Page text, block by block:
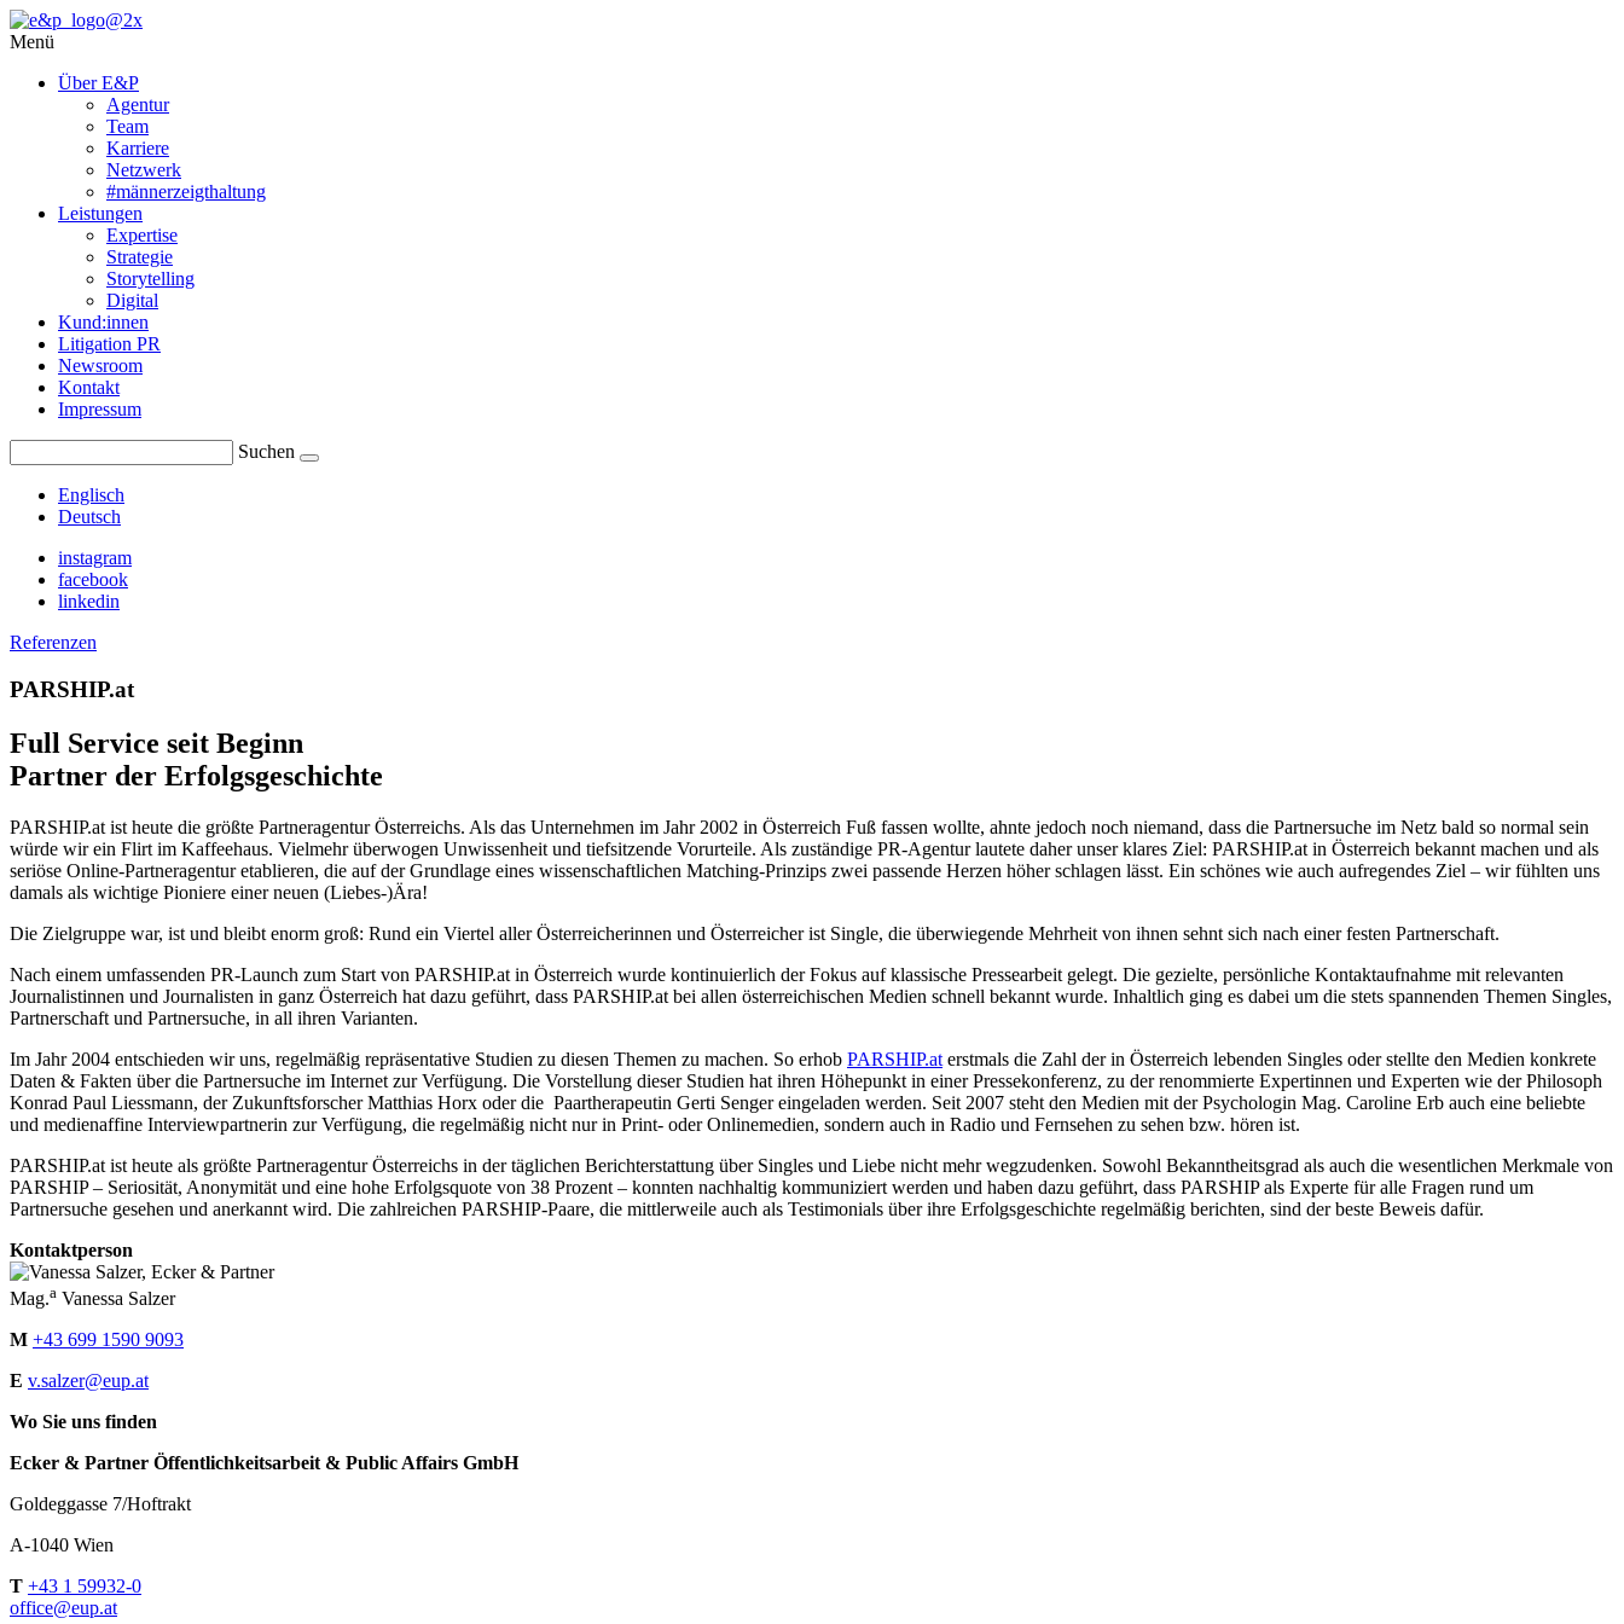
Menü
Über E&P
Agentur
Team
Karriere
Netzwerk
#männerzeigthaltung
Leistungen
Expertise
Strategie
Storytelling
Digital
Kund:innen
Litigation PR
Newsroom
Kontakt
Impressum
Suchen
Englisch
Deutsch
instagram
facebook
linkedin
Referenzen
PARSHIP.at
Full Service seit Beginn
Partner der Erfolgsgeschichte
PARSHIP.at ist heute die größte Partneragentur Österreichs. Als das Unternehmen im Jahr 2002 in Österreich Fuß fassen wollte, ahnte jedoch noch niemand, dass die Partnersuche im Netz bald so normal sein
würde wir ein Flirt im Kaffeehaus. Vielmehr überwogen Unwissenheit und tiefsitzende Vorurteile. Als zuständige PR-Agentur lautete daher unser klares Ziel: PARSHIP.at in Österreich bekannt machen und als
seriöse Online-Partneragentur etablieren, die auf der Grundlage eines wissenschaftlichen Matching-Prinzips zwei passende Herzen höher schlagen lässt. Ein schönes wie auch aufregendes Ziel – wir fühlten uns
damals als wichtige Pioniere einer neuen (Liebes-)Ära!
Die Zielgruppe war, ist und bleibt enorm groß: Rund ein Viertel aller Österreicherinnen und Österreicher ist Single, die überwiegende Mehrheit von ihnen sehnt sich nach einer festen Partnerschaft.
Nach einem umfassenden PR-Launch zum Start von PARSHIP.at in Österreich wurde kontinuierlich der Fokus auf klassische Pressearbeit gelegt. Die gezielte, persönliche Kontaktaufnahme mit relevanten
Journalistinnen und Journalisten in ganz Österreich hat dazu geführt, dass PARSHIP.at bei allen österreichischen Medien schnell bekannt wurde. Inhaltlich ging es dabei um die stets spannenden Themen Singles,
Partnerschaft und Partnersuche, in all ihren Varianten.
Im Jahr 2004 entschieden wir uns, regelmäßig repräsentative Studien zu diesen Themen zu machen. So erhob PARSHIP.at erstmals die Zahl der in Österreich lebenden Singles oder stellte den Medien konkrete
Daten & Fakten über die Partnersuche im Internet zur Verfügung. Die Vorstellung dieser Studien hat ihren Höhepunkt in einer Pressekonferenz, zu der renommierte Expertinnen und Experten wie der Philosoph
Konrad Paul Liessmann, der Zukunftsforscher Matthias Horx oder die Paartherapeutin Gerti Senger eingeladen werden. Seit 2007 steht den Medien mit der Psychologin Mag. Caroline Erb auch eine beliebte
und medienaffine Interviewpartnerin zur Verfügung, die regelmäßig nicht nur in Print- oder Onlinemedien, sondern auch in Radio und Fernsehen zu sehen bzw. hören ist.
PARSHIP.at ist heute als größte Partneragentur Österreichs in der täglichen Berichterstattung über Singles und Liebe nicht mehr wegzudenken. Sowohl Bekanntheitsgrad als auch die wesentlichen Merkmale von
PARSHIP – Seriosität, Anonymität und eine hohe Erfolgsquote von 38 Prozent – konnten nachhaltig kommuniziert werden und haben dazu geführt, dass PARSHIP als Experte für alle Fragen rund um
Partnersuche gesehen und anerkannt wird. Die zahlreichen PARSHIP-Paare, die mittlerweile auch als Testimonials über ihre Erfolgsgeschichte regelmäßig berichten, sind der beste Beweis dafür.
Kontaktperson
Mag.a Vanessa Salzer
M +43 699 1590 9093
E v.salzer@eup.at
Wo Sie uns finden
Ecker & Partner Öffentlichkeitsarbeit & Public Affairs GmbH
Goldeggasse 7/Hoftrakt
A-1040 Wien
T +43 1 59932-0
office@eup.at